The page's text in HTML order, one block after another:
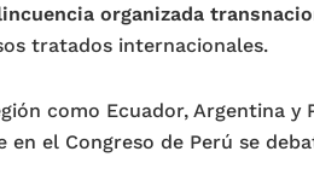
organizada
tratados internacionales.
como Ecuador, Argentina y
el Congreso de Perú se